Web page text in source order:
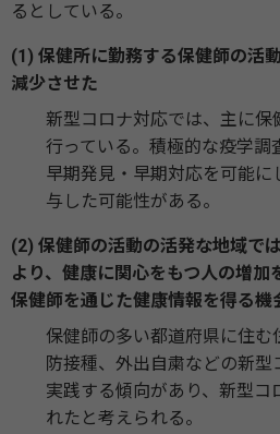
るとしている。
(1) 保健所に勤務する保健師の活
減少させた
新型コロナ対応では、主に保
行っている。積極的な疫学調
早期発見・早期対応を可能
与した可能性がある。
(2) 保健師の活動の活発な地域で
より、健康に関心をもつ人の増加
保健師を通じた健康情報を得る機
保健師の多い都道府県に住
防接種、外出自粛などの新型
実践する傾向があり、新型コ
れたと考えられる。